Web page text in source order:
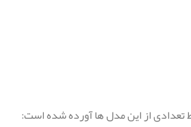
تعدادی از این مدل ها آورده شده است: